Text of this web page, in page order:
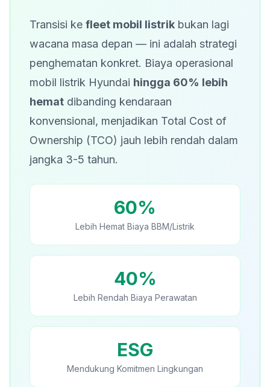
Transisi ke fleet mobil listrik bukan lagi
wacana masa depan — ini adalah strategi
penghematan konkret. Biaya operasional
mobil listrik Hyundai hingga 60% lebih
hemat dibanding kendaraan
konvensional, menjadikan Total Cost of
Ownership (TCO) jauh lebih rendah dalam
jangka 3-5 tahun.
60%
Lebih Hemat Biaya BBM/Listrik
40%
Lebih Rendah Biaya Perawatan
ESG
Mendukung Komitmen Lingkungan